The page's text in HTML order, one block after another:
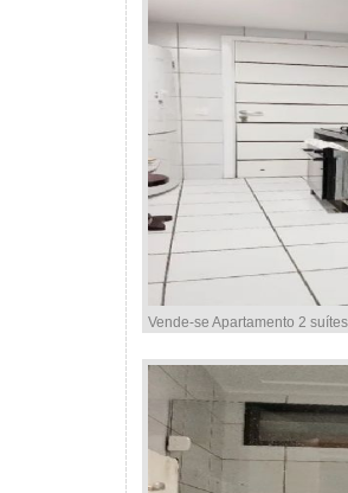
Vende-se Apartamento 2